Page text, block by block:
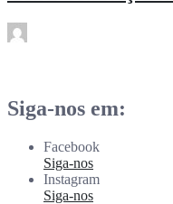
Siga-nos em:
Facebook
Siga-nos
Instagram
Siga-nos